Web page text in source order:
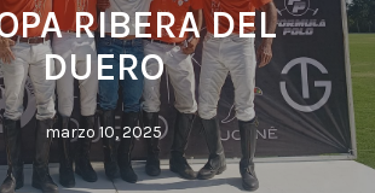
RIBERA DEL
DUERO
marzo 10, 2025